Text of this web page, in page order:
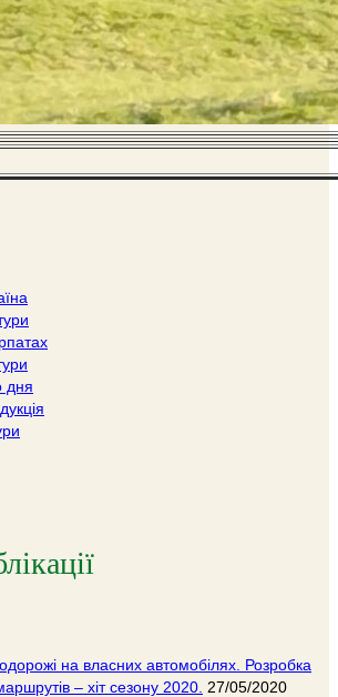
дня
на власних автомобілях. Розробка
– хіт сезону 2020. 27/05/2020